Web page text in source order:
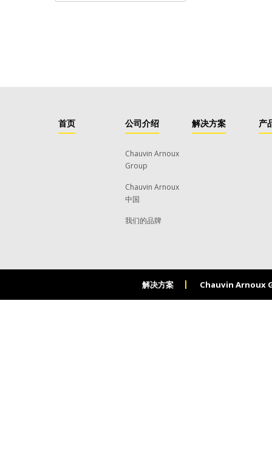
首页 公司介绍
Chauvin Arnoux
Group
Chauvin Arnoux
中国
我们的品牌
解决方案 产
解决方案 Chauvin Arnoux